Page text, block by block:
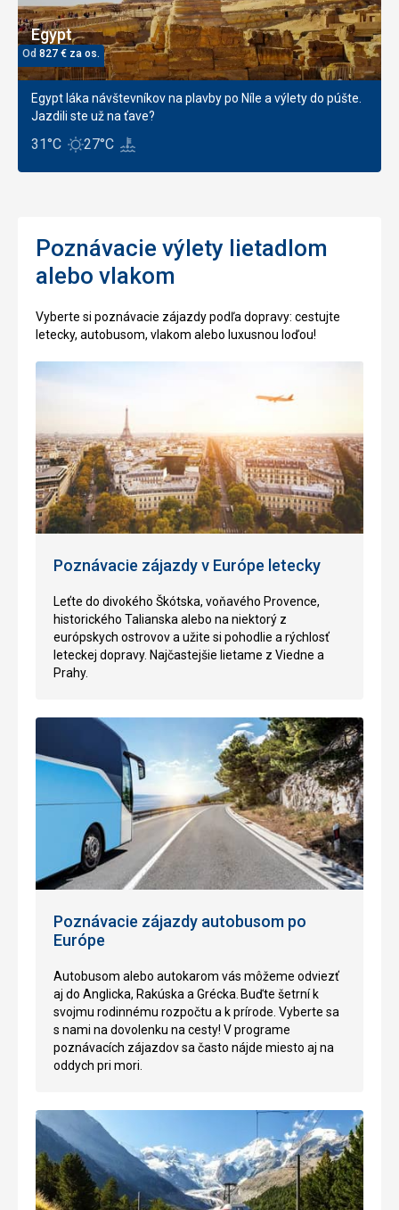
Egypt
Od 827 € za os.
Egypt láka návštevníkov na plavby po Níle a výlety do púšte.
Jazdili ste už na ťave?
31°C 27°C
Poznávacie výlety lietadlom
alebo vlakom
Vyberte si poznávacie zájazdy podľa dopravy: cestujte
letecky, autobusom, vlakom alebo luxusnou loďou!
Poznávacie zájazdy v Európe letecky
Leťte do divokého Škótska, voňavého Provence,
historického Talianska alebo na niektorý z
európskych ostrovov a užite si pohodlie a rýchlosť
leteckej dopravy. Najčastejšie lietame z Viedne a
Prahy.
Poznávacie zájazdy autobusom po
Európe
Autobusom alebo autokarom vás môžeme odviezť
aj do Anglicka, Rakúska a Grécka. Buďte šetrní k
svojmu rodinnému rozpočtu a k prírode. Vyberte sa
s nami na dovolenku na cesty! V programe
poznávacích zájazdov sa často nájde miesto aj na
oddych pri mori.